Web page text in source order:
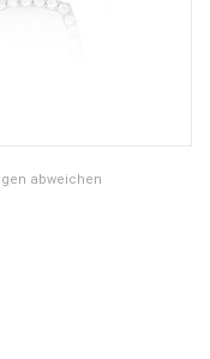
abweichen